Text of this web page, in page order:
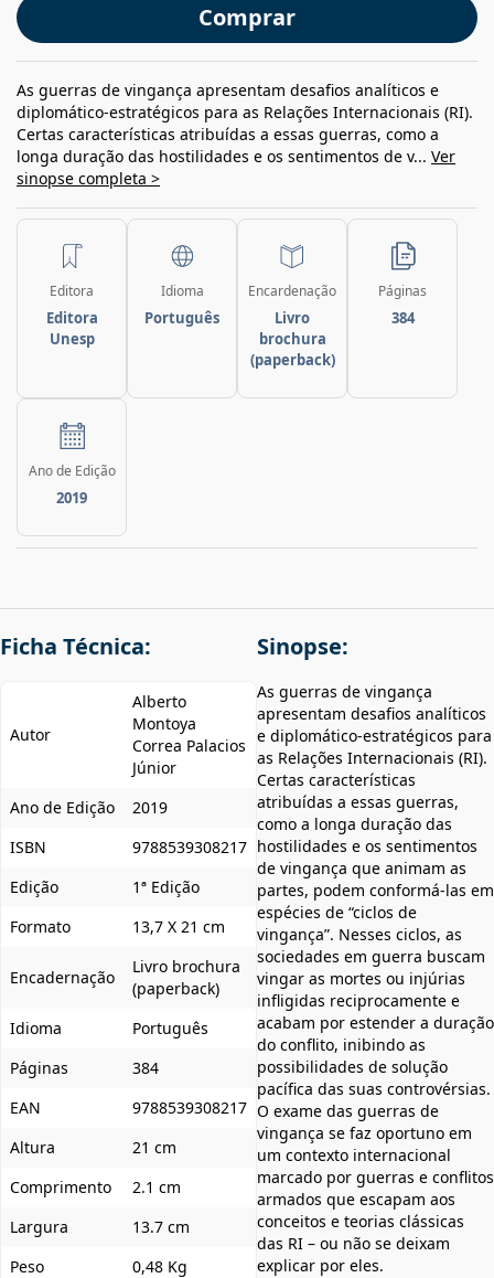
Comprar
As guerras de vingança apresentam desafios analíticos e
diplomático-estratégicos para as Relações Internacionais (RI).
Certas características atribuídas a essas guerras, como a
longa duração das hostilidades e os sentimentos de v... Ver
sinopse completa >
Editora
Editora
Unesp
Idioma
Português
Encardenação
Livro
brochura
(paperback)
Páginas
384
Ano de Edição
2019
Ficha Técnica:
Autor
Alberto
Montoya
Correa Palacios
Júnior
Ano de Edição
2019
ISBN
9788539308217
Edição
1ª Edição
Formato
13,7 X 21 cm
Encadernação
Livro brochura
(paperback)
Idioma
Português
Páginas
384
EAN
9788539308217
Altura
21 cm
Comprimento
2.1 cm
Largura
13.7 cm
Peso
0,48 Kg
Sinopse:
As guerras de vingança
apresentam desafios analíticos
e diplomático-estratégicos para
as Relações Internacionais (RI).
Certas características
atribuídas a essas guerras,
como a longa duração das
hostilidades e os sentimentos
de vingança que animam as
partes, podem conformá-las em
espécies de “ciclos de
vingança”. Nesses ciclos, as
sociedades em guerra buscam
vingar as mortes ou injúrias
infligidas reciprocamente e
acabam por estender a duração
do conflito, inibindo as
possibilidades de solução
pacífica das suas controvérsias.
O exame das guerras de
vingança se faz oportuno em
um contexto internacional
marcado por guerras e conflitos
armados que escapam aos
conceitos e teorias clássicas
das RI – ou não se deixam
explicar por eles.